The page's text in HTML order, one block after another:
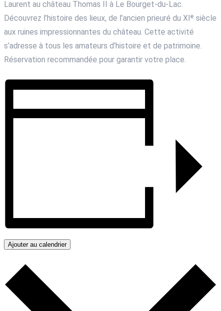
Laurent au château Thomas II à Le Bourget-du-Lac.
Découvrez l’histoire des lieux, de l’ancien prieuré du XIᵉ siècle
aux ruines impressionnantes du château. Cette activité
s’adresse à tous les amateurs d’histoire et de patrimoine.
Réservation recommandée pour garantir votre place.
Ajouter au calendrier